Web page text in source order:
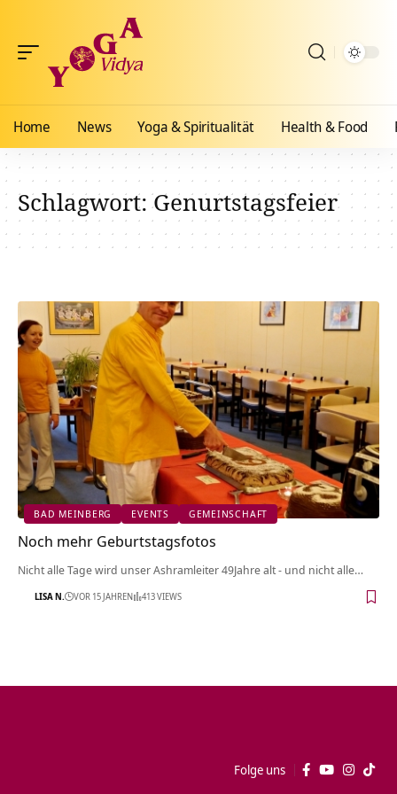
Home News Yoga & Spiritualität Health & Food
Schlagwort:Genurtstagsfeier
BAD MEINBERG EVENTS GEMEINSCHAFT
Noch mehr Geburtstagsfotos
Nicht alle Tage wird unser Ashramleiter 49Jahre alt - und nicht alle…
LISA N. VOR 15 JAHREN 413 VIEWS
Folge uns